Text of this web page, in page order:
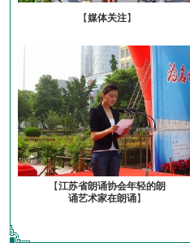
【媒体关注】
【江苏省朗诵协会年轻的朗
诵艺术家在朗诵】